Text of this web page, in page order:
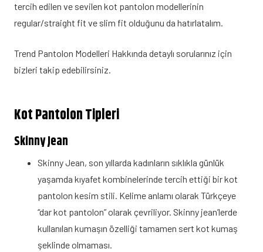
tercih edilen ve sevilen kot pantolon modellerinin
regular/straight fit ve slim fit olduğunu da hatırlatalım.
Trend Pantolon Modelleri Hakkında detaylı sorularınız için
bizleri takip edebilirsiniz.
Kot Pantolon Tipleri
Skinny Jean
Skinny Jean, son yıllarda kadınların sıklıkla günlük
yaşamda kıyafet kombinelerinde tercih ettiği bir kot
pantolon kesim stili. Kelime anlamı olarak Türkçeye
“dar kot pantolon” olarak çevriliyor. Skinny jean’lerde
kullanılan kumaşın özelliği tamamen sert kot kumaş
şeklinde olmaması.